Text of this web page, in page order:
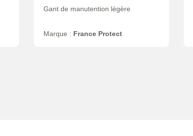
Gant de manutention légère
Marque : France Protect